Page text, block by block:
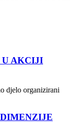
U AKCIJI
djelo organizirani